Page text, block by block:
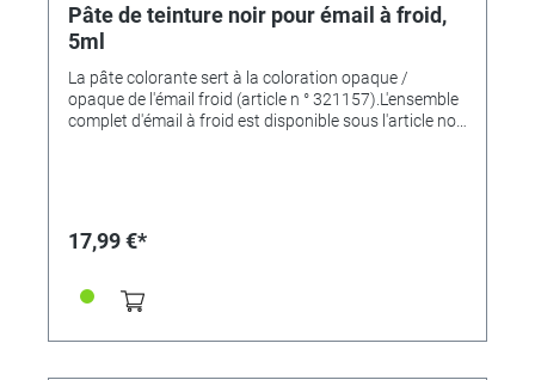
Pâte de teinture noir pour émail à froid,
5ml
La pâte colorante sert à la coloration opaque /
opaque de l'émail froid (article n ° 321157).L'ensemble
complet d'émail à froid est disponible sous l'article no.
17,99 €*